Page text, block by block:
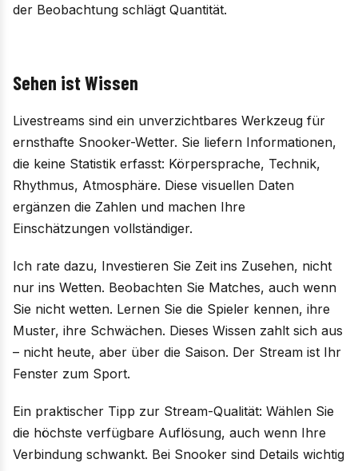
der Beobachtung schlägt Quantität.
Sehen ist Wissen
Livestreams sind ein unverzichtbares Werkzeug für
ernsthafte Snooker-Wetter. Sie liefern Informationen,
die keine Statistik erfasst: Körpersprache, Technik,
Rhythmus, Atmosphäre. Diese visuellen Daten
ergänzen die Zahlen und machen Ihre
Einschätzungen vollständiger.
Ich rate dazu, Investieren Sie Zeit ins Zusehen, nicht
nur ins Wetten. Beobachten Sie Matches, auch wenn
Sie nicht wetten. Lernen Sie die Spieler kennen, ihre
Muster, ihre Schwächen. Dieses Wissen zahlt sich aus
– nicht heute, aber über die Saison. Der Stream ist Ihr
Fenster zum Sport.
Ein praktischer Tipp zur Stream-Qualität: Wählen Sie
die höchste verfügbare Auflösung, auch wenn Ihre
Verbindung schwankt. Bei Snooker sind Details wichtig